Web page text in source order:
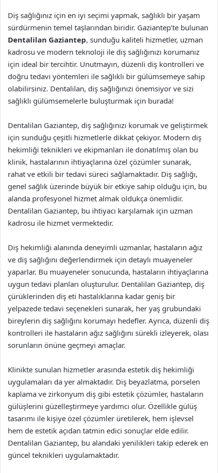
Diş sağlığınız için en iyi seçimi yapmak, sağlıklı bir yaşam
sürdürmenin temel taşlarından biridir. Gaziantep’te bulunan
Dentalilan Gaziantep, sunduğu kaliteli hizmetler, uzman
kadrosu ve modern teknoloji ile diş sağlığınızı korumanız
için ideal bir tercihtir. Unutmayın, düzenli diş kontrolleri ve
doğru tedavi yöntemleri ile sağlıklı bir gülümsemeye sahip
olabilirsiniz. Dentalilan, diş sağlığınızı önemsiyor ve sizi
sağlıklı gülümsemelerle buluşturmak için burada!
Dentalilan Gaziantep, diş sağlığınızı korumak ve geliştirmek
için sunduğu çeşitli hizmetlerle dikkat çekiyor. Modern diş
hekimliği teknikleri ve ekipmanları ile donatılmış olan bu
klinik, hastalarının ihtiyaçlarına özel çözümler sunarak,
rahat ve etkili bir tedavi süreci sağlamaktadır. Diş sağlığı,
genel sağlık üzerinde büyük bir etkiye sahip olduğu için, bu
alanda profesyonel hizmet almak oldukça önemlidir.
Dentalilan Gaziantep, bu ihtiyacı karşılamak için uzman
kadrosu ile hizmet vermektedir.
Diş hekimliği alanında deneyimli uzmanlar, hastaların ağız
ve diş sağlığını değerlendirmek için detaylı muayeneler
yaparlar. Bu muayeneler sonucunda, hastaların ihtiyaçlarına
uygun tedavi planları oluşturulur. Dentalilan Gaziantep, diş
çürüklerinden diş eti hastalıklarına kadar geniş bir
yelpazede tedavi seçenekleri sunarak, her yaş grubundaki
bireylerin diş sağlığını korumayı hedefler. Ayrıca, düzenli diş
kontrolleri ile hastaların ağız sağlığını sürekli izleyerek, olası
sorunların önüne geçmeyi amaçlar.
Klinikte sunulan hizmetler arasında estetik diş hekimliği
uygulamaları da yer almaktadır. Diş beyazlatma, porselen
kaplama ve zirkonyum diş gibi estetik çözümler, hastaların
gülüşlerini güzelleştirmeye yardımcı olur. Özellikle gülüş
tasarımı ile kişiye özel çözümler üretilerek, hem işlevsel
hem de estetik açıdan tatmin edici sonuçlar elde edilir.
Dentalilan Gaziantep, bu alandaki yenilikleri takip ederek en
güncel teknikleri uygulamaktadır.